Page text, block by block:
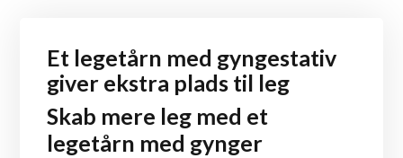
Et legetårn med gyngestativ
giver ekstra plads til leg
Skab mere leg med et
legetårn med gynger